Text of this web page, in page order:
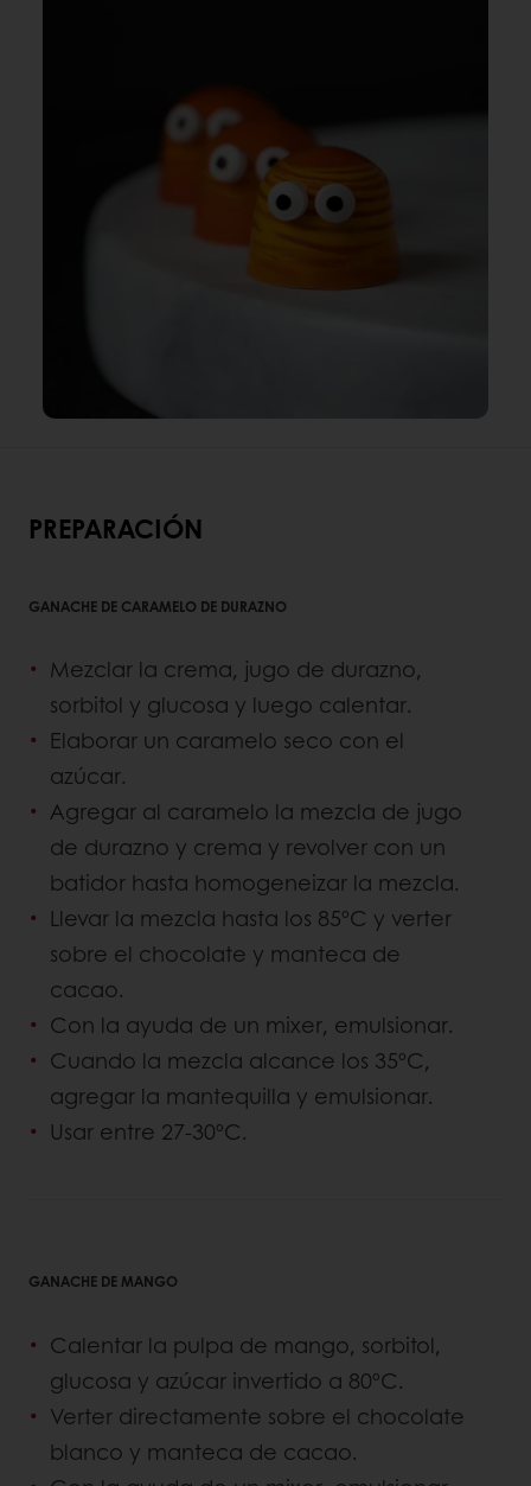
PREPARACIÓN
GANACHE DE CARAMELO DE DURAZNO
Mezclar la crema, jugo de durazno,
sorbitol y glucosa y luego calentar.
Elaborar un caramelo seco con el
azúcar.
Agregar al caramelo la mezcla de jugo
de durazno y crema y revolver con un
batidor hasta homogeneizar la mezcla.
Llevar la mezcla hasta los 85ºC y verter
sobre el chocolate y manteca de
cacao.
Con la ayuda de un mixer, emulsionar.
Cuando la mezcla alcance los 35ºC,
agregar la mantequilla y emulsionar.
Usar entre 27-30ºC.
GANACHE DE MANGO
Calentar la pulpa de mango, sorbitol,
glucosa y azúcar invertido a 80ºC.
Verter directamente sobre el chocolate
blanco y manteca de cacao.